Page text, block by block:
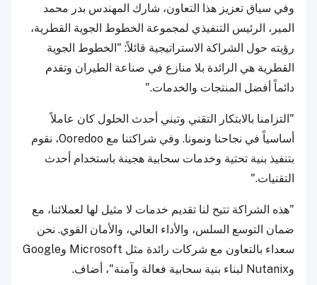
وفي سياق تعزيز هذا التعاون، شارك المهندس بدر محمد
المير، الرئيس التنفيذي لمجموعة الخطوط الجوية القطرية،
رؤيته حول الشراكة الاستراتيجية قائلاً: "الخطوط الجوية
القطرية هي الرائدة بلا منازع في صناعة الطيران وتقدم
دائماً أفضل المنتجات والخدمات."
"التزامنا بالابتكار التقني وتبني أحدث الحلول كان عاملاً
أساسياً في نجاحنا ونمونا. وفي شراكتنا مع Ooredoo، نقوم
بتنفيذ بنية تحتية وخدمات سحابية هجينة باستخدام أحدث
التقنيات."
"هذه الشراكة تتيح لنا تقديم خدمات لا مثيل لها لعملائنا، مع
ضمان التوسع السلس، والأداء العالي، والأمان القوي. نحن
سعداء بالتعاون مع شركات رائدة مثل Microsoft وGoogle
وNutanix لبناء بنية سحابية فعالة وآمنة"، أضاف.